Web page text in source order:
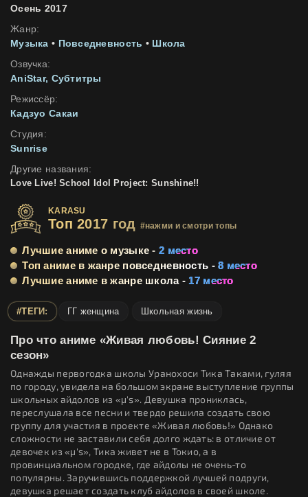
Осень 2017
Жанр:
Музыка • Повседневность • Школа
Озвучка:
AniStar Субтитры
Режиссёр:
Кадзуо Сакаи
Студия:
Sunrise
Другие названия:
Love Live! School Idol Project: Sunshine!!
KARASU
Топ 2017 год #нажми и смотри топы
Лучшие аниме о музыке -2 место
Топ аниме в жанре повседневность -8 место
Лучшие аниме в жанре школа - 17 место
#ТЕГИ: ГГ женщина Школьная жизнь
Про что аниме «Живая любовь! Сияние 2
сезон»
Однажды первогодка школы Уранохоси Тика Таками, гуляя
по городу, увидела на большом экране выступление группы
школьных айдолов из «μ's». Девушка прониклась,
переслушала все песни и твердо решила создать свою
группу для участия в проекте «Живая любовь!» Однако
сложности не заставили себя долго ждать: в отличие от
девочек из «μ's», Тика живет не в Токио, а в
провинциальном городке, где айдолы не очень-то
популярны. Заручившись поддержкой лучшей подруги,
девушка решает создать клуб айдолов в своей школе.